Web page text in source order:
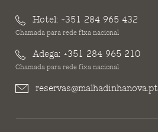
Hotel: +351 284 965 432
Chamada para rede fixa nacional
Adega: +351 284 965 210
Chamada para rede fixa nacional
reservas@malhadinhanova.pt